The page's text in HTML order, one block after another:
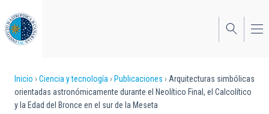
al
contenido
principal
Sobrescribir
enlaces
Inicio Ciencia y tecnología Publicaciones
Arquitecturas simbólicas
orientadas astronómicamente durante el Neolítico Final, el Calcolítico
y la Edad del Bronce en el sur de la Meseta